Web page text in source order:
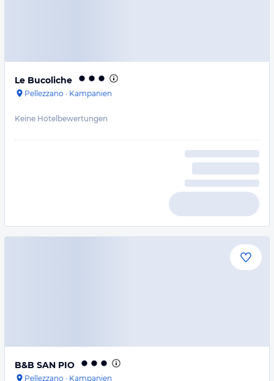
Le Bucoliche
Pellezzano · Kampanien
Keine Hotelbewertungen
B&B SAN PIO
Pellezzano · Kampanien